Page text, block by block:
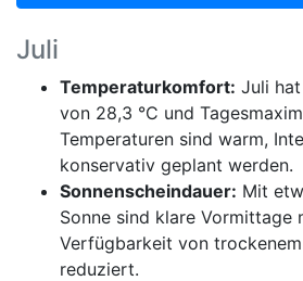
Juli
Temperaturkomfort: Juli
von 28,3 °C und
Temperaturen sind warm,
konservativ geplant werden.
Sonnenscheindauer: Mit
Sonne sind klare Vormittage
Verfügbarkeit von
reduziert.